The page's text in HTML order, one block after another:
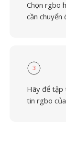
Chọn rgbo
cần
3
Hãy để tập
tin rgbo